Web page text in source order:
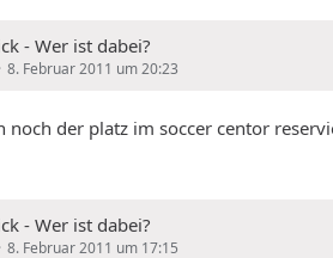
- Wer ist dabei?
8. Februar 2011 um 20:23
noch der platz im soccer centor
- Wer ist dabei?
8. Februar 2011 um 17:15